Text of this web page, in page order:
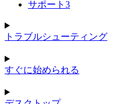
サポート 3
トラブルシューティング
すぐに始められる